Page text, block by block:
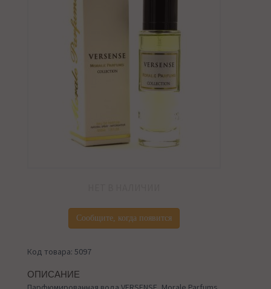
Сообщите, когда появится
Код товара: 5097
ОПИСАНИЕ